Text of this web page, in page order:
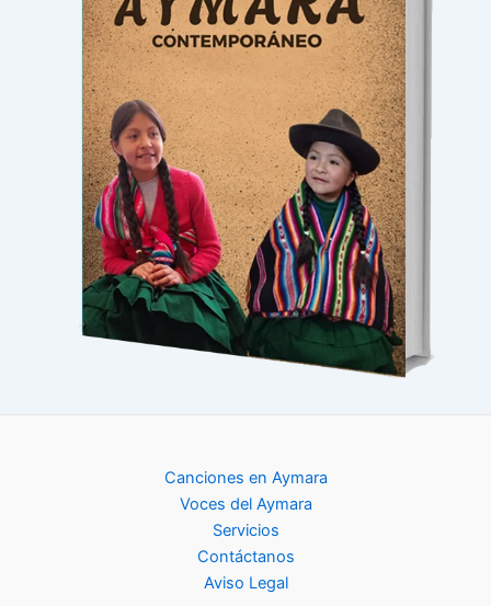
Canciones en Aymara
Voces del Aymara
Servicios
Contáctanos
Aviso Legal